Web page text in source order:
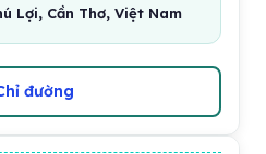
Lợi, Cần Thơ, Việt Nam
đường